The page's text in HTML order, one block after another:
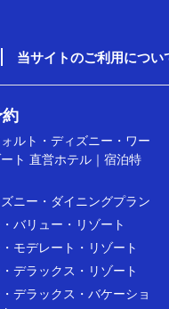
当サイトのご利用につい
ォルト・ディズニー・ワー
ト 直営ホテル｜宿泊特
ニー・ダイニングプラン
バリュー・リゾート
モデレート・リゾート
デラックス・リゾート
デラックス・バケーショ